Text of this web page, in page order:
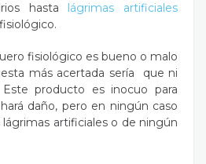
hasta lágrimas artificiales
fisiológico es bueno o malo
más acertada sería que ni
producto es inocuo para
daño, pero en ningún caso
artificiales o de ningún